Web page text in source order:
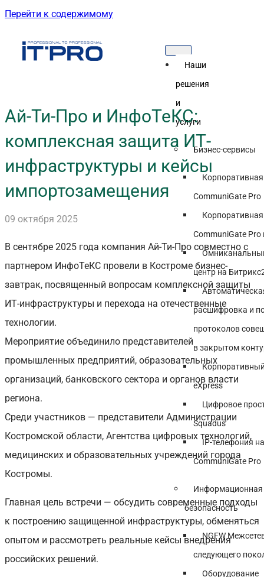
Перейти к содержимому
Наши
решения
и
услуги
Бизнес-сервисы
CommuniGate Pro
CommuniGate Pro
центр на
расшифровка и
протоколов
в закрытом
eXpress
Цифровое
Squadus
IP-телефония
CommuniGate Pro
Информационная
безопасность
NGFW
следующего
Оборудование
Ай-Ти-Про и ИнфоТеКС:
комплексная защита ИТ-
инфраструктуры и кейсы
импортозамещения
09 октября 2025
В сентябре 2025 года компания Ай-Ти-Про совместно с
партнером ИнфоТеКС провели в Костроме бизнес-
завтрак, посвященный вопросам комплексной защиты
ИТ-инфраструктуры и перехода на отечественные
технологии.
Мероприятие объединило представителей
промышленных предприятий, образовательных
организаций, банковского сектора и органов власти
региона.
Среди участников — представители Администрации
Костромской области, Агентства цифровых технологий,
медицинских и образовательных учреждений города
Костромы.
Главная цель встречи — обсудить современные подходы
к построению защищенной инфраструктуры, обменяться
опытом и рассмотреть реальные кейсы внедрения
российских решений.